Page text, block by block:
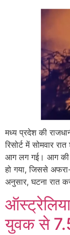
मध्य प्रदेश की
रिसोर्ट में सोमवार
आग लग गई। आग की
हो गया, जिससे
अनुसार, घटना रात
युवक से